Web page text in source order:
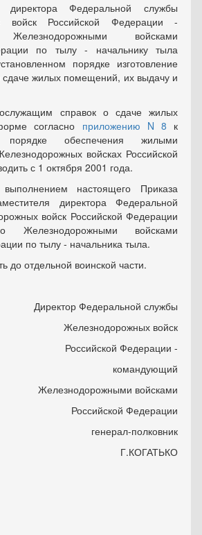
Федеральной службы
войск Российской Федерации -
Железнодорожными войсками
по тылу - начальнику тыла
порядке изготовление
сдаче жилых помещений, их выдачу и
справок о сдаче жилых
согласно приложению N 8 к
обеспечения жилыми
войсках Российской
с 1 октября 2001 года.
настоящего Приказа
директора Федеральной
войск Российской Федерации
Железнодорожными войсками
по тылу - начальника тыла.
до отдельной воинской части.
Директор Федеральной службы
Железнодорожных войск
Российской Федерации -
командующий
Железнодорожными войсками
Российской Федерации
генерал-полковник
Г.КОГАТЬКО